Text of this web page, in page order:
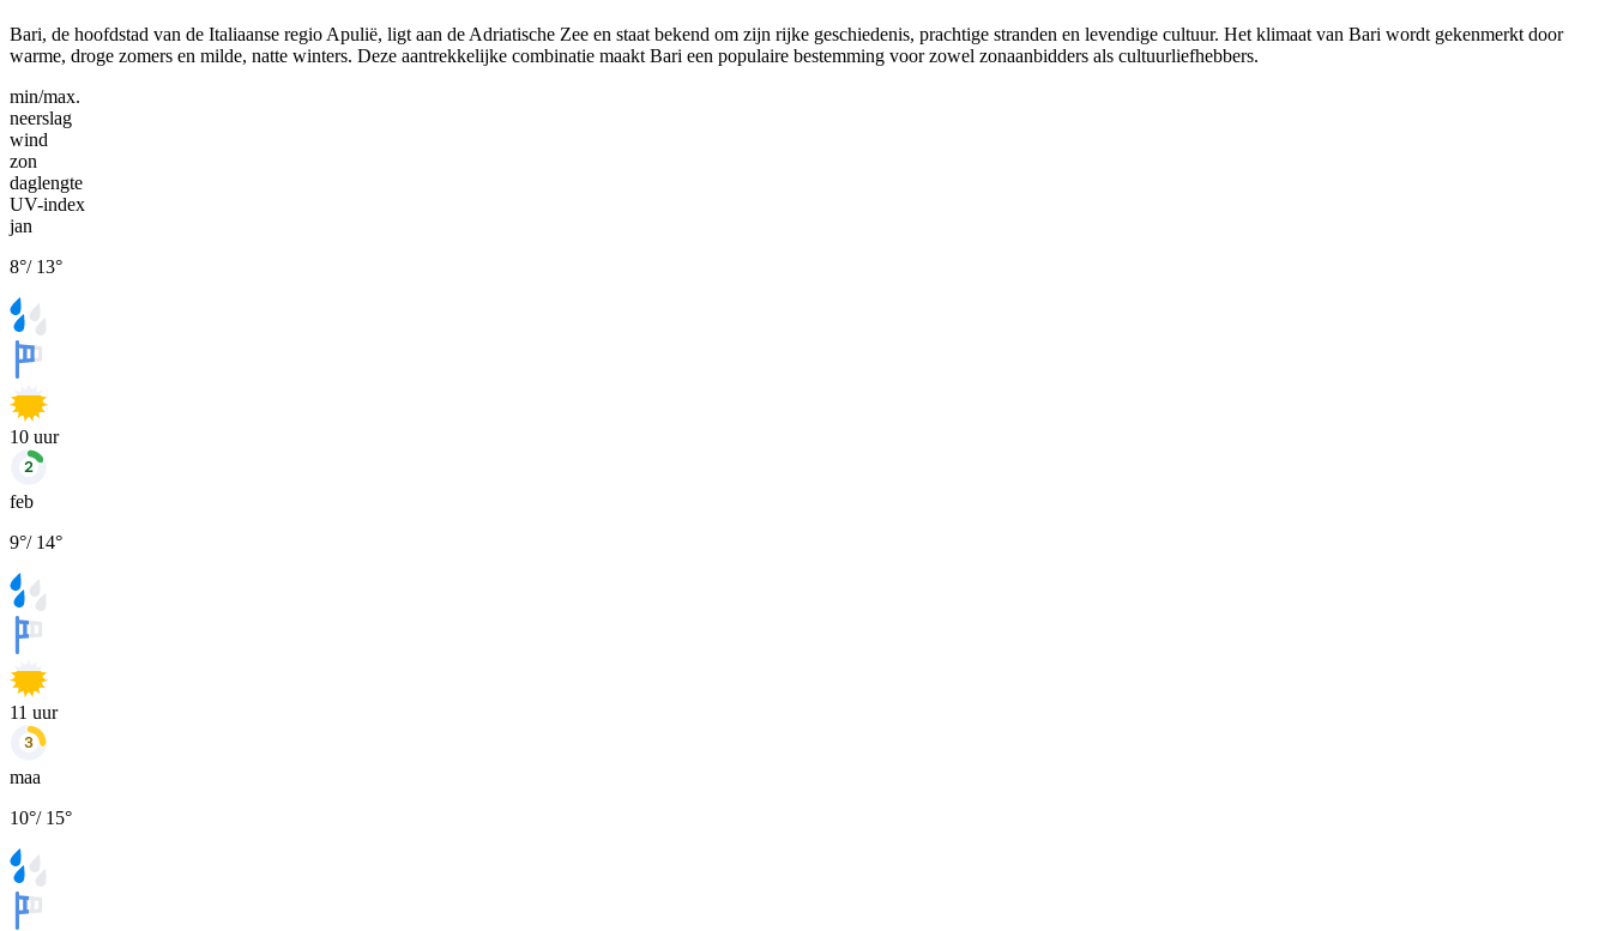
Bari, de hoofdstad van de Italiaanse regio Apulië, ligt aan de Adriatische Zee en staat bekend om zijn rijke geschiedenis, prachtige stranden en levendige cultuur. Het klimaat van Bari wordt gekenmerkt door
warme, droge zomers en milde, natte winters. Deze aantrekkelijke combinatie maakt Bari een populaire bestemming voor zowel zonaanbidders als cultuurliefhebbers.
min/max.
neerslag
wind
zon
daglengte
UV-index
jan
8°/ 13°
10 uur
feb
9°/ 14°
11 uur
maa
10°/ 15°